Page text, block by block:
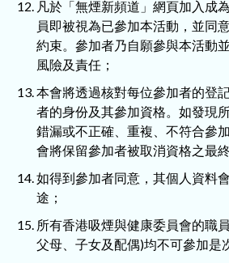
凡於「無煙新頻道」網頁加入成
員即被視為已參加本活動，並同
約束。參加者乃自願參與本活動
風險及責任；
本會將透過核對每位參加者的登
者的身份及其參加資格。如發現
錯漏或不正確、重複、不符合參
會將保留參加者被取消資格之最
如得到參加者同意，其個人資料
途；
所有香港吸煙與健康委員會的職
父母、子女及配偶)均不可參加是